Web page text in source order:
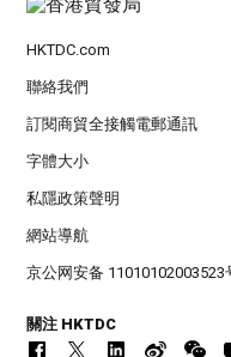
HKTDC.com
聯絡我們
訂閱商貿全接觸電郵通訊
字體大小
私隱政策聲明
網站導航
京公网安备 11010102003523
關注 HKTDC